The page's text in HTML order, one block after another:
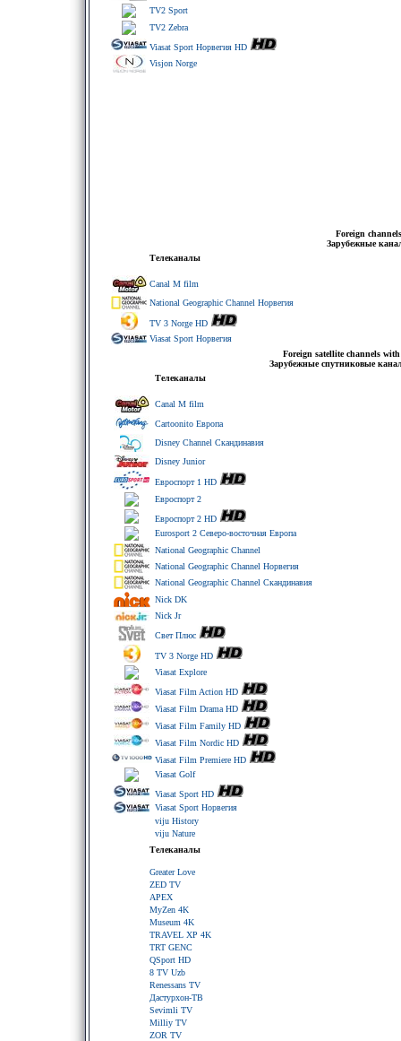
TV2 Sport
TV2 Zebra
Viasat Sport Норвегия HD
Visjon Norge
Foreign
Зарубежные
Телеканалы
Canal M film
National Geographic Channel Норвегия
TV 3 Norge HD
Viasat Sport Норвегия
Foreign satellite channels
Зарубежные спутниковые
Телеканалы
Canal M film
Cartoonito Европа
Disney Channel Скандинавия
Disney Junior
Евроспорт 1 HD
Евроспорт 2
Евроспорт 2 HD
Eurosport 2 Северо-восточная Европа
National Geographic Channel
National Geographic Channel Норвегия
National Geographic Channel Скандинавия
Nick DK
Nick Jr
Свет Плюс
TV 3 Norge HD
Viasat Explore
Viasat Film Action HD
Viasat Film Drama HD
Viasat Film Family HD
Viasat Film Nordic HD
Viasat Film Premiere HD
Viasat Golf
Viasat Sport HD
Viasat Sport Норвегия
viju History
viju Nature
Телеканалы
Greater Love
ZED TV
APEX
MyZen 4K
Museum 4K
TRAVEL XP 4K
TRT GENC
QSport HD
8 TV Uzb
Renessans TV
Дастурхон-ТВ
Sevimli TV
Milliy TV
ZOR TV